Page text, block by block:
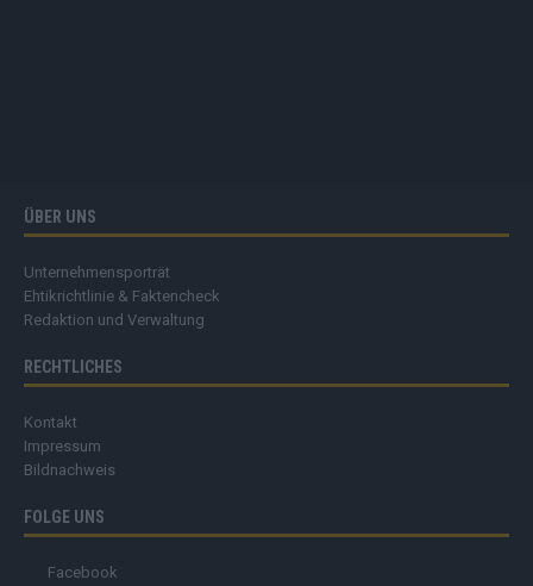
ÜBER UNS
Unternehmensporträt
Ehtikrichtlinie & Faktencheck
Redaktion und Verwaltung
RECHTLICHES
Kontakt
Impressum
Bildnachweis
FOLGE UNS
Facebook